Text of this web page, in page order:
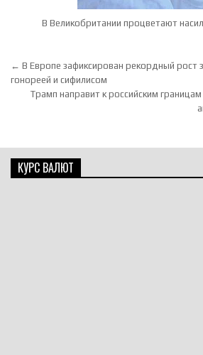
В Великобритании процветают
Навигация по
← В Европе зафиксирован рекордный рост
гонореей и сифилисом
Трамп направит к российским
КУРС ВАЛЮТ